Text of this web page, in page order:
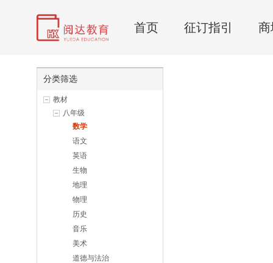
首页 征订指引 商
分类筛选
教材
八年级
数学
语文
英语
生物
地理
物理
历史
音乐
美术
道德与法治